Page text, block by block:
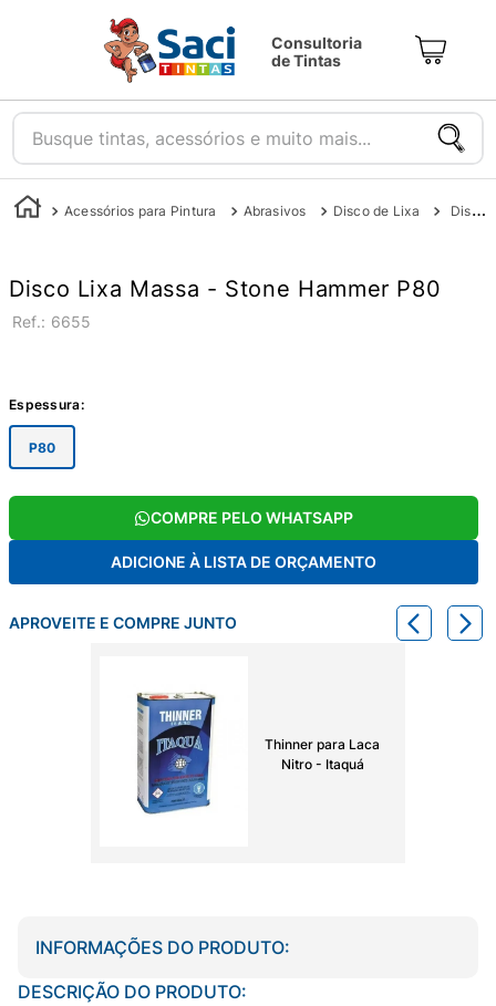
Consultoria
de Tintas
Busque tintas, acessórios e muito mais...
Acessórios para Pintura Abrasivos Disco de Lixa Disco Lixa Massa 080 - Stone Hammer
Disco Lixa Massa - Stone Hammer P80
: 6655
Espessura:
P80
COMPRE PELO WHATSAPP
ADICIONE À LISTA DE ORÇAMENTO
APROVEITE E COMPRE JUNTO
Thinner para Laca
Nitro - Itaquá
INFORMAÇÕES DO PRODUTO:
DESCRIÇÃO DO PRODUTO: